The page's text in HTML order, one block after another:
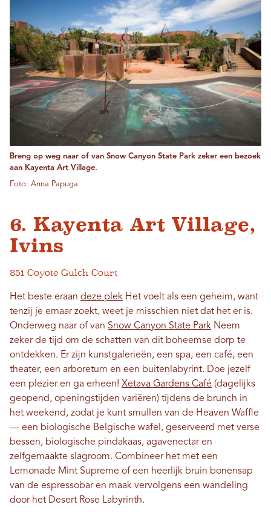
Breng op weg naar of van Snow Canyon State Park zeker een bezoek
aan Kayenta Art Village.
Foto: Anna Papuga
6. Kayenta Art Village,
Ivins
851 Coyote Gulch Court
Het beste eraan deze plek Het voelt als een geheim, want
tenzij je ernaar zoekt, weet je misschien niet dat het er is.
Onderweg naar of van Snow Canyon State Park Neem
zeker de tijd om de schatten van dit boheemse dorp te
ontdekken. Er zijn kunstgalerieën, een spa, een café, een
theater, een arboretum en een buitenlabyrint. Doe jezelf
een plezier en ga erheen! Xetava Gardens Café (dagelijks
geopend, openingstijden variëren) tijdens de brunch in
het weekend, zodat je kunt smullen van de Heaven Waffle
— een biologische Belgische wafel, geserveerd met verse
bessen, biologische pindakaas, agavenectar en
zelfgemaakte slagroom. Combineer het met een
Lemonade Mint Supreme of een heerlijk bruin bonensap
van de espressobar en maak vervolgens een wandeling
door het Desert Rose Labyrinth.